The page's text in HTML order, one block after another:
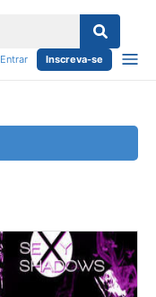
Entrar Inscreva-se